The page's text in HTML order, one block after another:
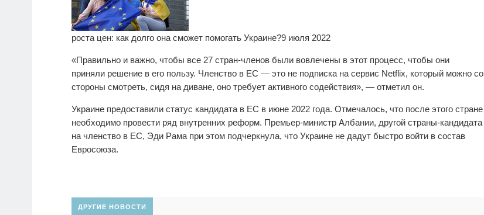
роста цен: как долго она сможет помогать Украине?9 июля 2022
«Правильно и важно, чтобы все 27 стран-членов были вовлечены в этот процесс, чтобы они
приняли решение в его пользу. Членство в ЕС — это не подписка на сервис Netflix, который можно со
стороны смотреть, сидя на диване, оно требует активного содействия», — отметил он.
Украине предоставили статус кандидата в ЕС в июне 2022 года. Отмечалось, что после этого стране
необходимо провести ряд внутренних реформ. Премьер-министр Албании, другой страны-кандидата
на членство в ЕС, Эди Рама при этом подчеркнула, что Украине не дадут быстро войти в состав
Евросоюза.
ДРУГИЕ НОВОСТИ